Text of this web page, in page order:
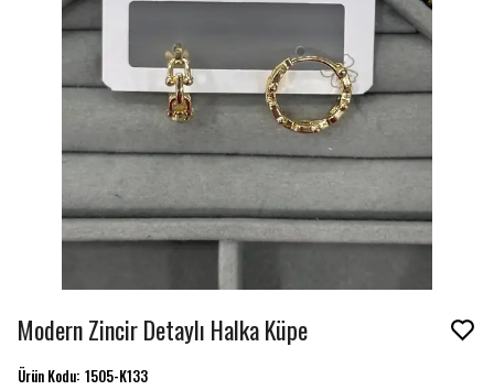
Modern Zincir Detaylı Halka Küpe
Ürün Kodu: 1505-K133